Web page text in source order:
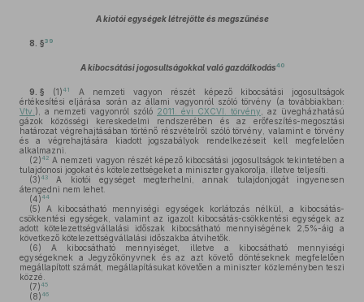
A kiotói egységek létrejötte és megszűnése
8. §39
A kibocsátási jogosultságokkal való gazdálkodás40
9. § (1)41
A nemzeti vagyon részét képező kibocsátási jogosultságok
értékesítési eljárása során az állami vagyonról szóló törvény (a továbbiakban:
Vtv. ), a nemzeti vagyonról szóló 2011. évi CXCVI. törvény , az üvegházhatású
gázok közösségi kereskedelmi rendszerében és az erőfeszítés-megosztási
határozat végrehajtásában történő részvételről szóló törvény, valamint e törvény
és a végrehajtására kiadott jogszabályok rendelkezéseit kell megfelelően
alkalmazni.
(2)42 A nemzeti vagyon részét képező kibocsátási jogosultságok tekintetében a
tulajdonosi jogokat és kötelezettségeket a miniszter gyakorolja, illetve teljesíti.
(3)43
A kiotói egységet megterhelni, annak tulajdonjogát ingyenesen
átengedni nem lehet.
(4)44
(5) A kibocsátható mennyiségi egységek korlátozás nélkül, a kibocsátás-
csökkentési egységek, valamint az igazolt kibocsátás-csökkentési egységek az
adott kötelezettségvállalási időszak kibocsátható mennyiségének 2,5%-áig a
következő kötelezettségvállalási időszakba átvihetők.
(6) A kibocsátható mennyiséget, illetve a kibocsátható mennyiségi
egységeknek a Jegyzőkönyvnek és az azt követő döntéseknek megfelelően
megállapított számát, megállapításukat követően a miniszter közleményben teszi
közzé.
(7)45
(8)46